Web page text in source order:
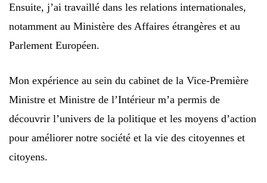
Ensuite, j’ai travaillé dans les relations internationales,
notamment au Ministère des Affaires étrangères et au
Parlement Européen.
Mon expérience au sein du cabinet de la Vice-Première
Ministre et Ministre de l’Intérieur m’a permis de
découvrir l’univers de la politique et les moyens d’action
pour améliorer notre société et la vie des citoyennes et
citoyens.